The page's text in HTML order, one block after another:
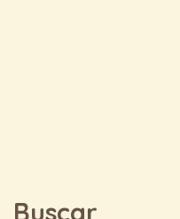
Buscar